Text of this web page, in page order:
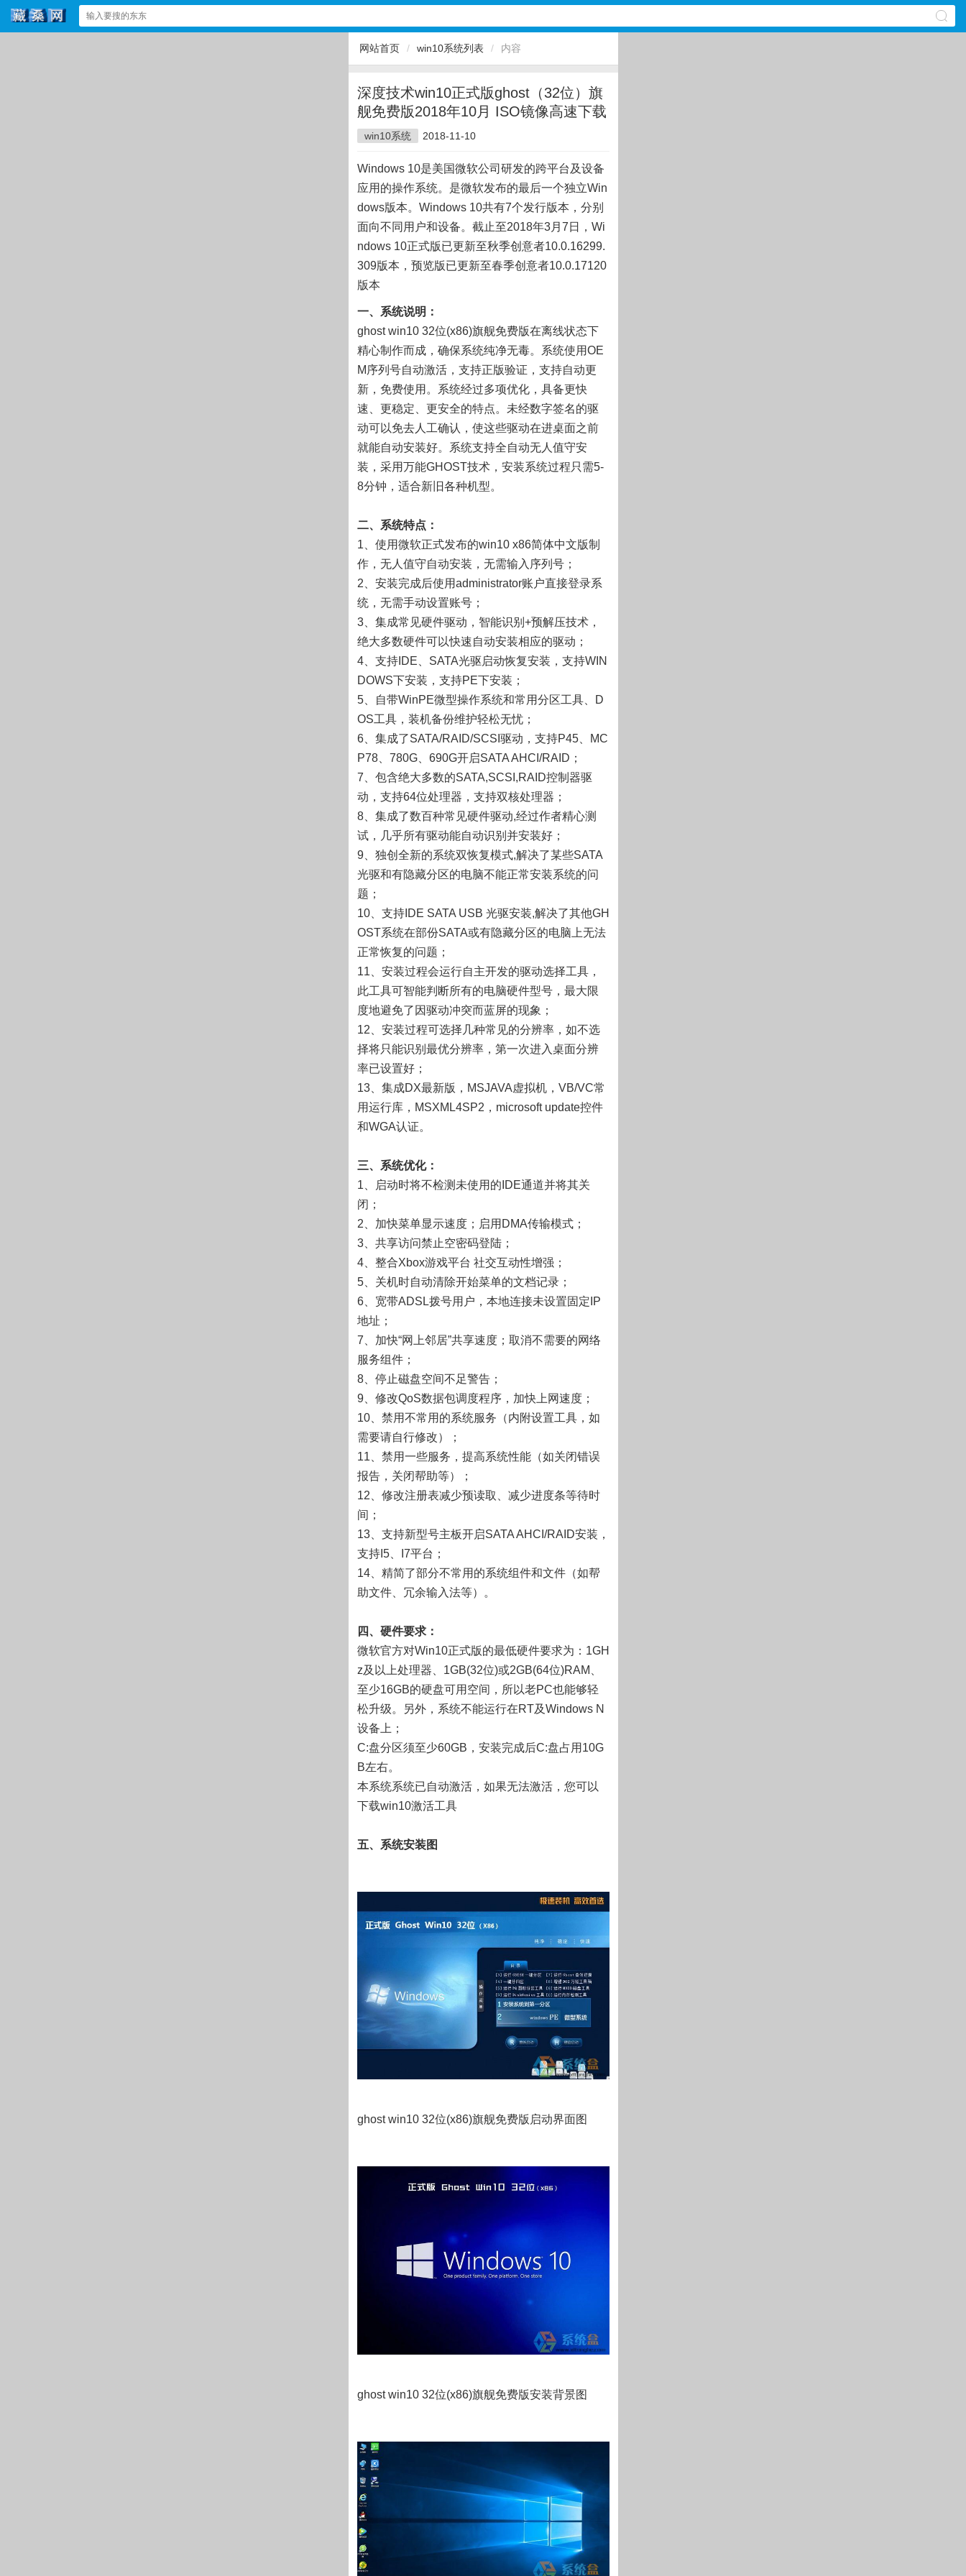
网站首页 / win10系统列表 / 内容
深度技术win10正式版ghost（32位）旗
舰免费版2018年10月 ISO镜像高速下载
win10系统 2018-11-10
Windows 10是美国微软公司研发的跨平台及设备
应用的操作系统。是微软发布的最后一个独立Win
dows版本。Windows 10共有7个发行版本，分别
面向不同用户和设备。截止至2018年3月7日，Wi
ndows 10正式版已更新至秋季创意者10.0.16299.
309版本，预览版已更新至春季创意者10.0.17120
版本
一、系统说明：
ghost win10 32位(x86)旗舰免费版在离线状态下
精心制作而成，确保系统纯净无毒。系统使用OE
M序列号自动激活，支持正版验证，支持自动更
新，免费使用。系统经过多项优化，具备更快
速、更稳定、更安全的特点。未经数字签名的驱
动可以免去人工确认，使这些驱动在进桌面之前
就能自动安装好。系统支持全自动无人值守安
装，采用万能GHOST技术，安装系统过程只需5-
8分钟，适合新旧各种机型。
二、系统特点：
1、使用微软正式发布的win10 x86简体中文版制
作，无人值守自动安装，无需输入序列号；
2、安装完成后使用administrator账户直接登录系
统，无需手动设置账号；
3、集成常见硬件驱动，智能识别+预解压技术，
绝大多数硬件可以快速自动安装相应的驱动；
4、支持IDE、SATA光驱启动恢复安装，支持WIN
DOWS下安装，支持PE下安装；
5、自带WinPE微型操作系统和常用分区工具、D
OS工具，装机备份维护轻松无忧；
6、集成了SATA/RAID/SCSI驱动，支持P45、MC
P78、780G、690G开启SATA AHCI/RAID；
7、包含绝大多数的SATA,SCSI,RAID控制器驱
动，支持64位处理器，支持双核处理器；
8、集成了数百种常见硬件驱动,经过作者精心测
试，几乎所有驱动能自动识别并安装好；
9、独创全新的系统双恢复模式,解决了某些SATA
光驱和有隐藏分区的电脑不能正常安装系统的问
题；
10、支持IDE SATA USB 光驱安装,解决了其他GH
OST系统在部份SATA或有隐藏分区的电脑上无法
正常恢复的问题；
11、安装过程会运行自主开发的驱动选择工具，
此工具可智能判断所有的电脑硬件型号，最大限
度地避免了因驱动冲突而蓝屏的现象；
12、安装过程可选择几种常见的分辨率，如不选
择将只能识别最优分辨率，第一次进入桌面分辨
率已设置好；
13、集成DX最新版，MSJAVA虚拟机，VB/VC常
用运行库，MSXML4SP2，microsoft update控件
和WGA认证。
三、系统优化：
1、启动时将不检测未使用的IDE通道并将其关
闭；
2、加快菜单显示速度；启用DMA传输模式；
3、共享访问禁止空密码登陆；
4、整合Xbox游戏平台 社交互动性增强；
5、关机时自动清除开始菜单的文档记录；
6、宽带ADSL拨号用户，本地连接未设置固定IP
地址；
7、加快“网上邻居”共享速度；取消不需要的网络
服务组件；
8、停止磁盘空间不足警告；
9、修改QoS数据包调度程序，加快上网速度；
10、禁用不常用的系统服务（内附设置工具，如
需要请自行修改）；
11、禁用一些服务，提高系统性能（如关闭错误
报告，关闭帮助等）；
12、修改注册表减少预读取、减少进度条等待时
间；
13、支持新型号主板开启SATA AHCI/RAID安装，
支持I5、I7平台；
14、精简了部分不常用的系统组件和文件（如帮
助文件、冗余输入法等）。
四、硬件要求：
微软官方对Win10正式版的最低硬件要求为：1GH
z及以上处理器、1GB(32位)或2GB(64位)RAM、
至少16GB的硬盘可用空间，所以老PC也能够轻
松升级。另外，系统不能运行在RT及Windows N
设备上；
C:盘分区须至少60GB，安装完成后C:盘占用10G
B左右。
本系统系统已自动激活，如果无法激活，您可以
下载win10激活工具
五、系统安装图
ghost win10 32位(x86)旗舰免费版启动界面图
ghost win10 32位(x86)旗舰免费版安装背景图